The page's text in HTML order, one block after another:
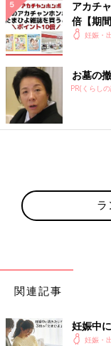
アカチ
倍【期間
妊娠・
お墓の
PR(くらし
関連記事
妊娠中
妊娠・